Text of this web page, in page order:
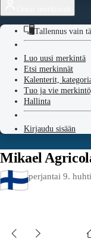
Tallennus vain
Luo uusi merkintä
Etsi merkinnät
Kalenterit,
Tuo ja vie
Hallinta
Kirjaudu sisään
Mikael
perjantai 9.